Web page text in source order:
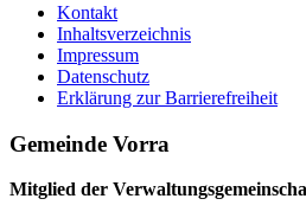
Kontakt
Inhaltsverzeichnis
Impressum
Datenschutz
Erklärung zur Barrierefreiheit
Gemeinde Vorra
Mitglied der